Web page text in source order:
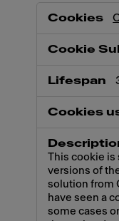
This cookie is
versions of
solution from
have seen a
some cases